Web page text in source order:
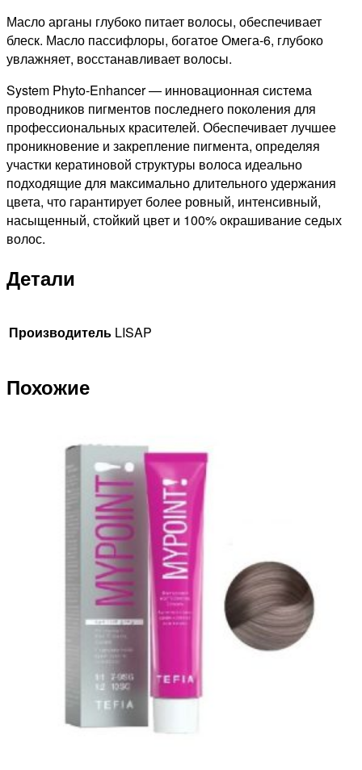
Масло арганы глубоко питает волосы, обеспечивает
блеск. Масло пассифлоры, богатое Омега-6, глубоко
увлажняет, восстанавливает волосы.
System Phyto-Enhancer — инновационная система
проводников пигментов последнего поколения для
профессиональных красителей. Обеспечивает лучшее
проникновение и закрепление пигмента, определяя
участки кератиновой структуры волоса идеально
подходящие для максимально длительного удержания
цвета, что гарантирует более ровный, интенсивный,
насыщенный, стойкий цвет и 100% окрашивание седых
волос.
Детали
Производитель LISAP
Похожие